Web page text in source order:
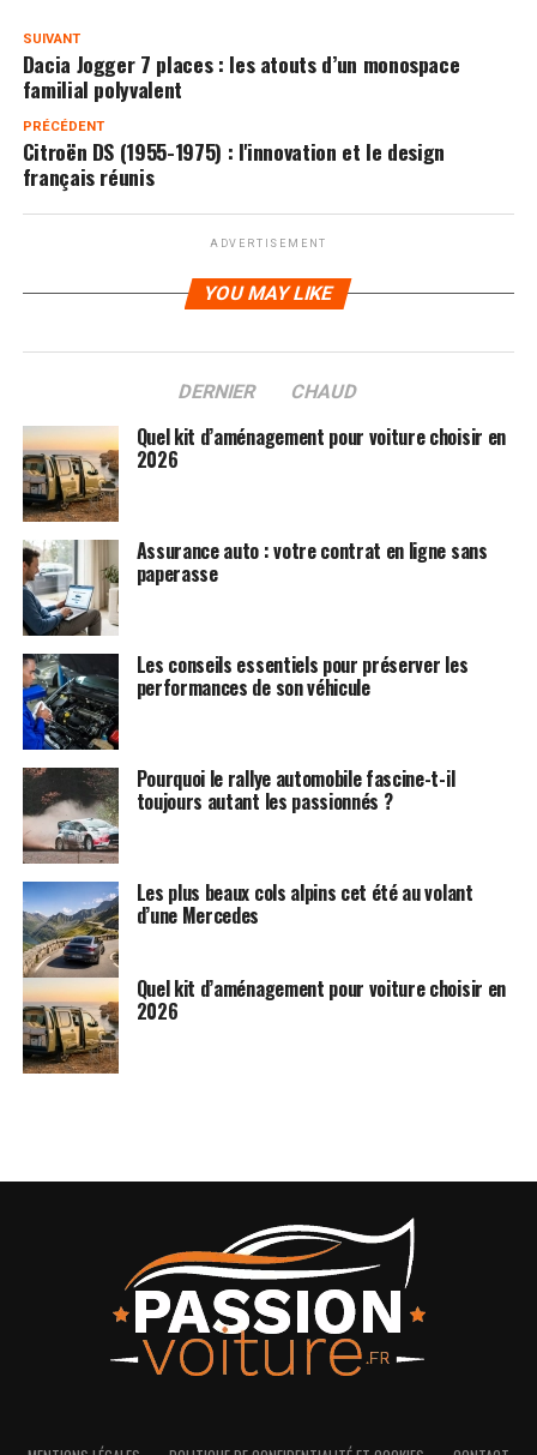
SUIVANT
Dacia Jogger 7 places : les atouts d’un monospace
familial polyvalent
PRÉCÉDENT
Citroën DS (1955-1975) : l'innovation et le design
français réunis
ADVERTISEMENT
YOU MAY LIKE
DERNIER CHAUD
Quel kit d’aménagement pour voiture choisir en
2026
Assurance auto : votre contrat en ligne sans
paperasse
Les conseils essentiels pour préserver les
performances de son véhicule
Pourquoi le rallye automobile fascine-t-il
toujours autant les passionnés ?
Les plus beaux cols alpins cet été au volant
d’une Mercedes
Quel kit d’aménagement pour voiture choisir en
2026